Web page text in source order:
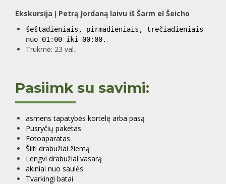
Ekskursija į Petrą Jordaną laivu iš Šarm el Šeicho
šeštadieniais, pirmadieniais, trečiadieniais
nuo 01:00 iki 00:00. .
Trukmė: 23 val.
Pasiimk su savimi:
asmens tapatybės kortelę arba pasą
Pusryčių paketas
Fotoaparatas
Šilti drabužiai žiemą
Lengvi drabužiai vasarą
akiniai nuo saulės
Tvarkingi batai